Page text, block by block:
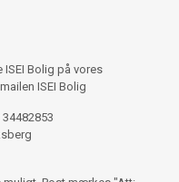
Bolig på vores
ISEI Bolig